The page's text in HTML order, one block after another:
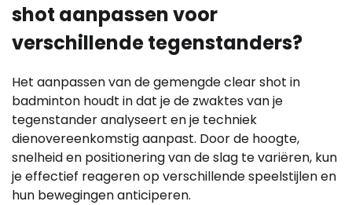
shot aanpassen voor
verschillende tegenstanders?
Het aanpassen van de gemengde clear shot in
badminton houdt in dat je de zwaktes van je
tegenstander analyseert en je techniek
dienovereenkomstig aanpast. Door de hoogte,
snelheid en positionering van de slag te variëren, kun
je effectief reageren op verschillende speelstijlen en
hun bewegingen anticiperen.